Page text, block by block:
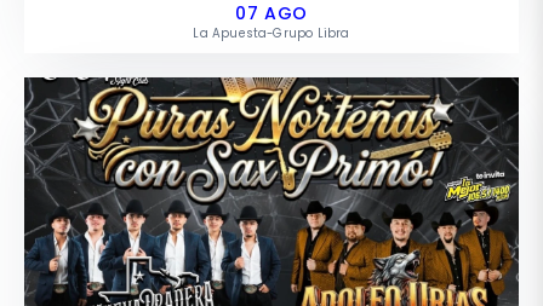
07 AGO
La Apuesta-Grupo Libra